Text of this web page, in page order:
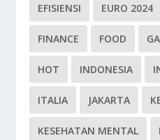
EFISIENSI EURO 2024
FINANCE FOOD
HOT INDONESIA
ITALIA JAKARTA
KESEHATAN MENTAL